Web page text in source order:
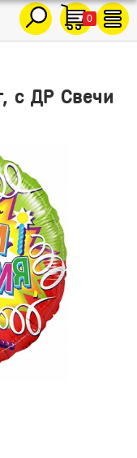
0
с ДР Свечи